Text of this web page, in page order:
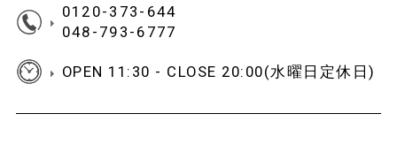
0120-373-644
048-793-6777
OPEN 11:30 - CLOSE 20:00(水曜日定休日)